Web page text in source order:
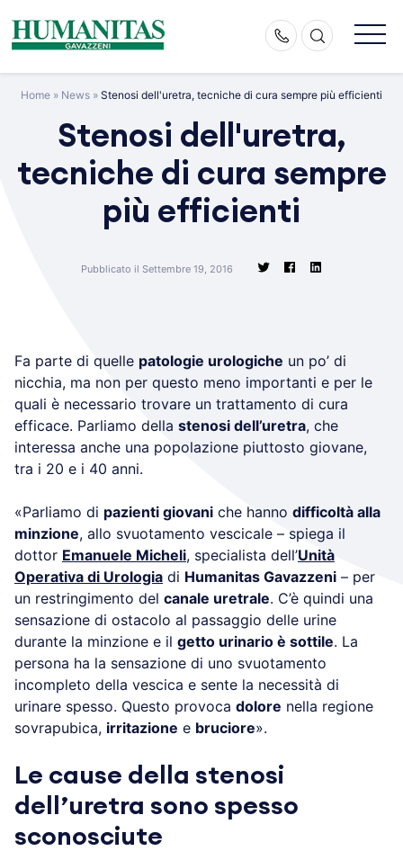
content
Home » News » Stenosi dell'uretra, tecniche di cura sempre più efficienti
Stenosi dell'uretra,
tecniche di cura sempre
più efficienti
Pubblicato il Settembre 19, 2016
Fa parte di quelle patologie urologiche un po’ di
nicchia, ma non per questo meno importanti e per le
quali è necessario trovare un trattamento di cura
efficace. Parliamo della stenosi dell’uretra, che
interessa anche una popolazione piuttosto giovane,
tra i 20 e i 40 anni.
«Parliamo di pazienti giovani che hanno difficoltà alla
minzione, allo svuotamento vescicale – spiega il
dottor Emanuele Micheli, specialista dell’Unità
Operativa di Urologia di Humanitas Gavazzeni – per
un restringimento del canale uretrale. C’è quindi una
sensazione di ostacolo al passaggio delle urine
durante la minzione e il getto urinario è sottile. La
persona ha la sensazione di uno svuotamento
incompleto della vescica e sente la necessità di
urinare spesso. Questo provoca dolore nella regione
sovrapubica, irritazione e bruciore».
Le cause della stenosi
dell’uretra sono spesso
sconosciute